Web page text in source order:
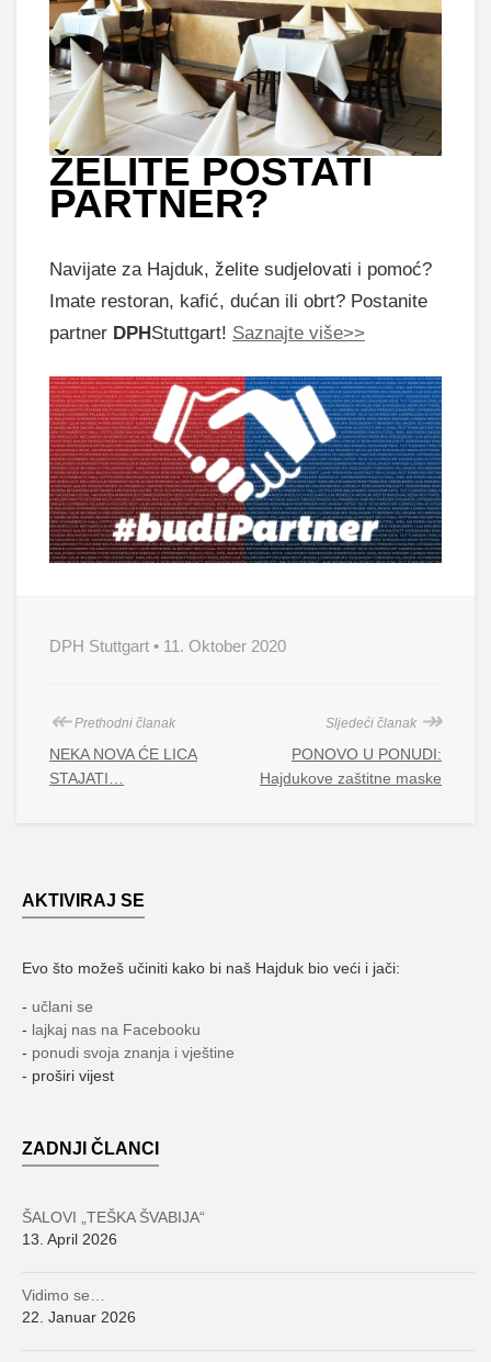
ŽELITE POSTATI
PARTNER?
Navijate za Hajduk, želite sudjelovati i pomoć?
Imate restoran, kafić, dućan ili obrt? Postanite
partner DPHStuttgart! Saznajte više>>
DPH Stuttgart • 11. Oktober 2020
↞Prethodni članak
NEKA NOVA ĆE LICA
STAJATI…
Sljedeći članak ↠
PONOVO U PONUDI:
Hajdukove zaštitne maske
AKTIVIRAJ SE
Evo što možeš učiniti kako bi naš Hajduk bio veći i jači:
- učlani se
- lajkaj nas na Facebooku
- ponudi svoja znanja i vještine
- proširi vijest
ZADNJI ČLANCI
ŠALOVI „TEŠKA ŠVABIJA“
13. April 2026
Vidimo se…
22. Januar 2026